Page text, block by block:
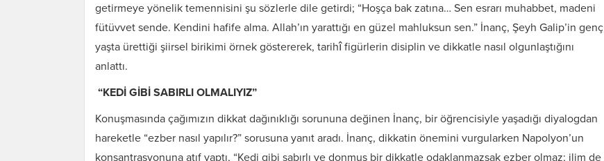
getirmeye yönelik temennisini şu sözlerle dile getirdi; “Hoşça bak zatına… Sen esrarı muhabbet, madeni
fütüvvet sende. Kendini hafife alma. Allah’ın yarattığı en güzel mahluksun sen.” İnanç, Şeyh Galip’in genç
yaşta ürettiği şiirsel birikimi örnek göstererek, tarihî figürlerin disiplin ve dikkatle nasıl olgunlaştığını
anlattı.
“KEDİ GİBİ SABIRLI OLMALIYIZ”
Konuşmasında çağımızın dikkat dağınıklığı sorununa değinen İnanç, bir öğrencisiyle yaşadığı diyalogdan
hareketle “ezber nasıl yapılır?” sorusuna yanıt aradı. İnanç, dikkatin önemini vurgularken Napolyon’un
konsantrasyonuna atıf yaptı, “Kedi gibi sabırlı ve donmuş bir dikkatle odaklanmazsak ezber olmaz; ilim de